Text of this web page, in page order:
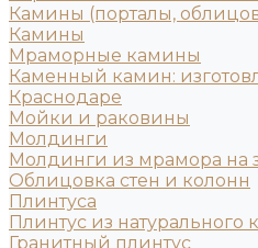
Камины (порталы,
Камины
Мраморные камины
Каменный камин:
Краснодаре
Мойки и раковины
Молдинги
Молдинги из мрамора на
Облицовка стен и колонн
Плинтуса
Плинтус из натурального
Гранитный плинтус